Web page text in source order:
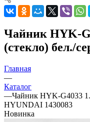
Чайник HYK-
(стекло) бел./
Главная
—
Каталог
—Чайник HYK-G4033
HYUNDAI 1430083
Новинка